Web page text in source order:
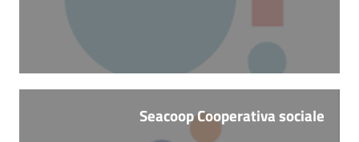
Seacoop Cooperativa sociale